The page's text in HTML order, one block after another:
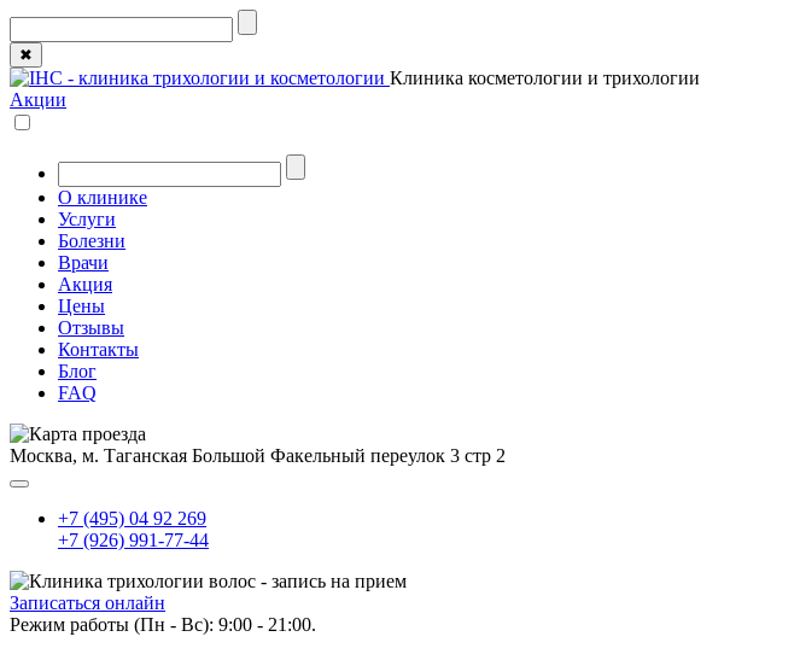
✖
Клиника косметологии и трихологии
Акции
О клинике
Услуги
Болезни
Врачи
Акция
Цены
Отзывы
Контакты
Блог
FAQ
Москва, м. Таганская Большой Факельный переулок 3 стр 2
+7 (495) 04 92 269
+7 (926) 991-77-44
Записаться онлайн
Режим работы (Пн - Вс): 9:00 - 21:00.